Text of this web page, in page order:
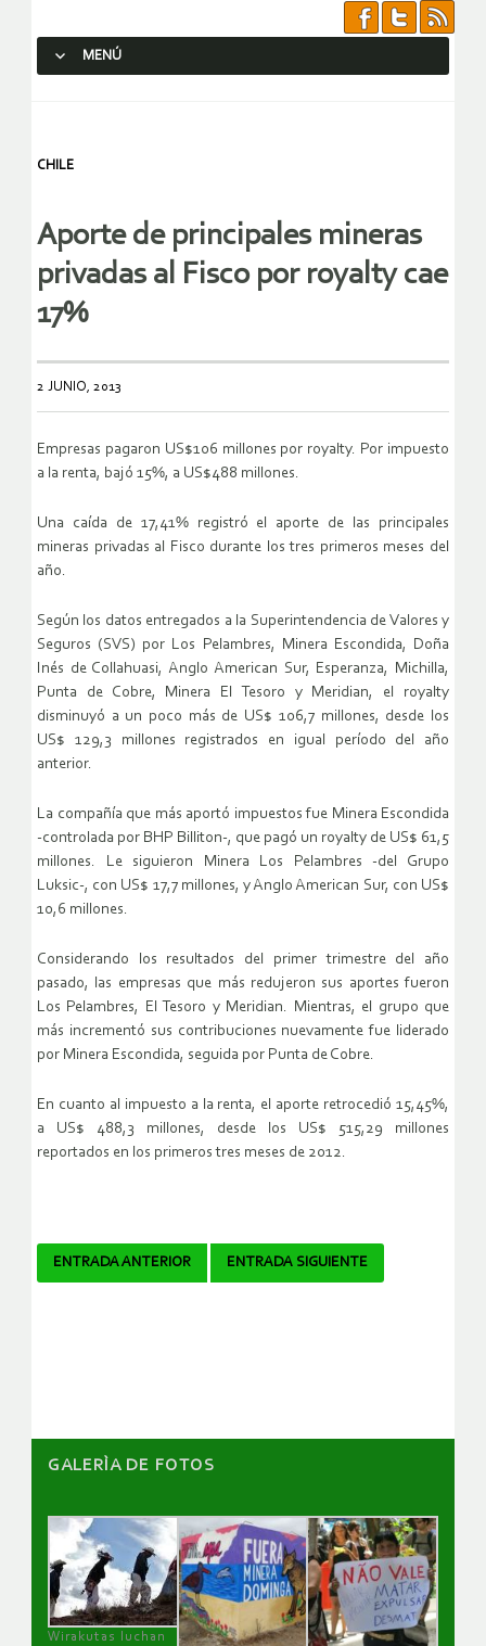
MENÚ
CHILE
Aporte de principales mineras
privadas al Fisco por royalty cae
17%
2 JUNIO, 2013
Empresas pagaron US$106 millones por royalty. Por impuesto
a la renta, bajó 15%, a US$488 millones.
Una caída de 17,41% registró el aporte de las principales
mineras privadas al Fisco durante los tres primeros meses del
año.
Según los datos entregados a la Superintendencia de Valores y
Seguros (SVS) por Los Pelambres, Minera Escondida, Doña
Inés de Collahuasi, Anglo American Sur, Esperanza, Michilla,
Punta de Cobre, Minera El Tesoro y Meridian, el royalty
disminuyó a un poco más de US$ 106,7 millones, desde los
US$ 129,3 millones registrados en igual período del año
anterior.
La compañía que más aportó impuestos fue Minera Escondida
-controlada por BHP Billiton-, que pagó un royalty de US$ 61,5
millones. Le siguieron Minera Los Pelambres -del Grupo
Luksic-, con US$ 17,7 millones, y Anglo American Sur, con US$
10,6 millones.
Considerando los resultados del primer trimestre del año
pasado, las empresas que más redujeron sus aportes fueron
Los Pelambres, El Tesoro y Meridian. Mientras, el grupo que
más incrementó sus contribuciones nuevamente fue liderado
por Minera Escondida, seguida por Punta de Cobre.
En cuanto al impuesto a la renta, el aporte retrocedió 15,45%,
a US$ 488,3 millones, desde los US$ 515,29 millones
reportados en los primeros tres meses de 2012.
Navegador
ENTRADA ANTERIOR ENTRADA SIGUIENTE
GALERÌA DE FOTOS
Wirakutas luchan